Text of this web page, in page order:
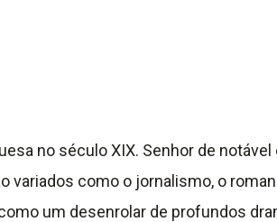
no século XIX. Senhor de
como o jornalismo, o
um desenrolar de profundos